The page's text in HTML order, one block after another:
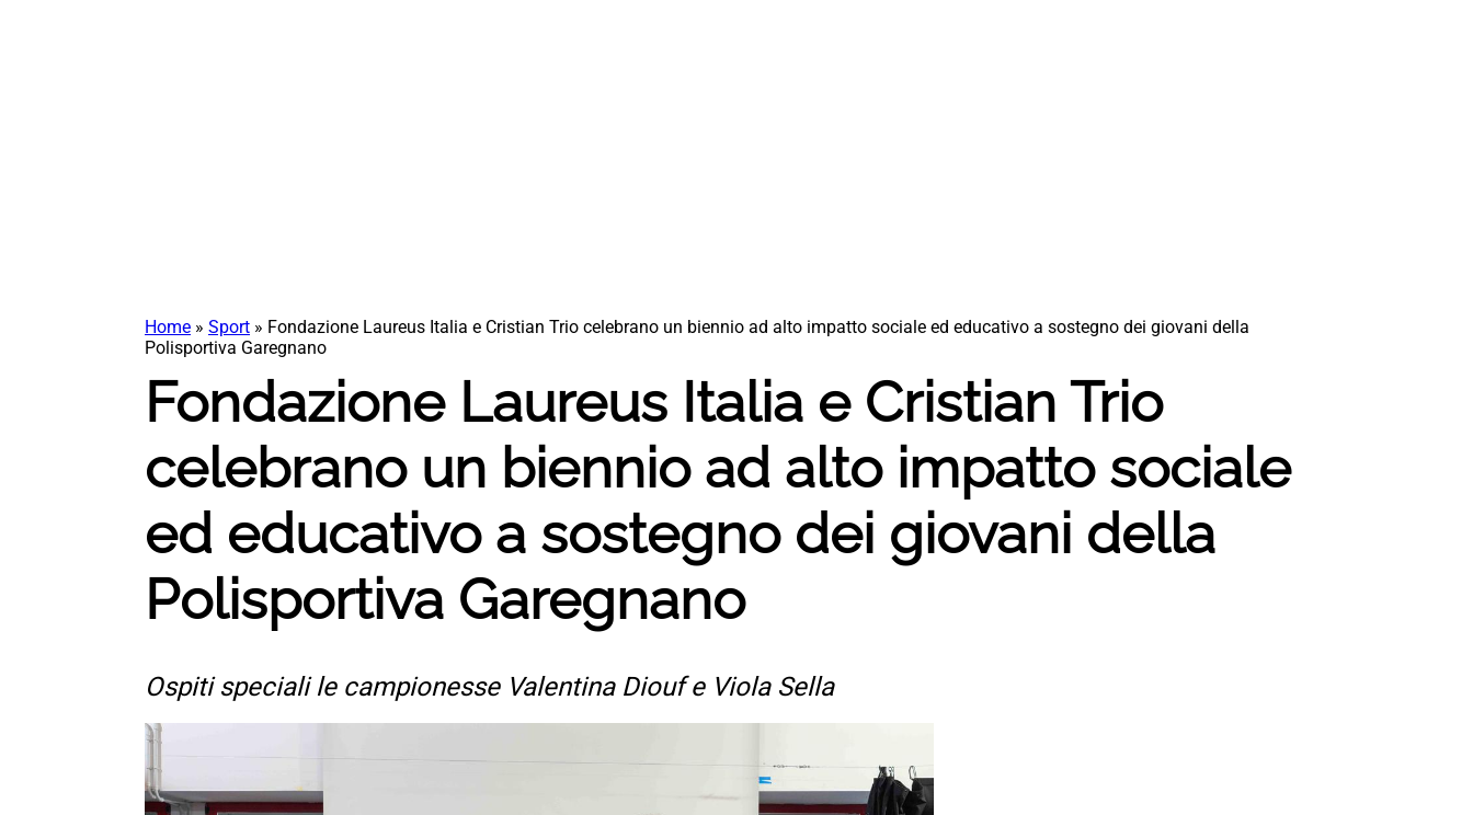
Home » Sport » Fondazione Laureus Italia e Cristian Trio celebrano un biennio ad alto impatto sociale ed educativo a sostegno dei giovani della
Polisportiva Garegnano
Fondazione Laureus Italia e Cristian Trio
celebrano un biennio ad alto impatto sociale
ed educativo a sostegno dei giovani della
Polisportiva Garegnano
Ospiti speciali le campionesse Valentina Diouf e Viola Sella